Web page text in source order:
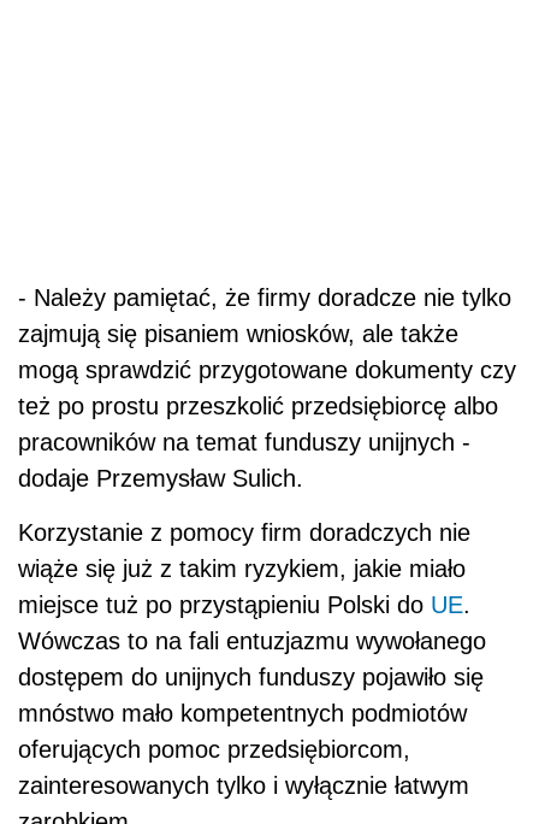
- Należy pamiętać, że firmy doradcze nie tylko
zajmują się pisaniem wniosków, ale także
mogą sprawdzić przygotowane dokumenty czy
też po prostu przeszkolić przedsiębiorcę albo
pracowników na temat funduszy unijnych -
dodaje Przemysław Sulich.
Korzystanie z pomocy firm doradczych nie
wiąże się już z takim ryzykiem, jakie miało
miejsce tuż po przystąpieniu Polski do UE.
Wówczas to na fali entuzjazmu wywołanego
dostępem do unijnych funduszy pojawiło się
mnóstwo mało kompetentnych podmiotów
oferujących pomoc przedsiębiorcom,
zainteresowanych tylko i wyłącznie łatwym